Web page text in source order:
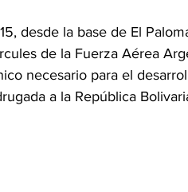
desde la base de El
de la Fuerza Aérea
necesario para el
a la República